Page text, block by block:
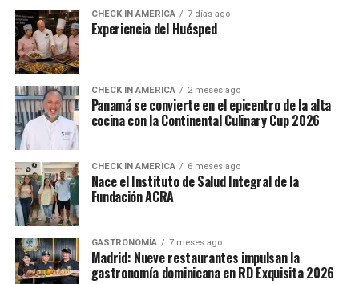
CHECK IN AMERICA 7 días ago
Experiencia del Huésped
CHECK IN AMERICA 2 meses ago
Panamá se convierte en el epicentro de la alta
cocina con la Continental Culinary Cup 2026
CHECK IN AMERICA 6 meses ago
Nace el Instituto de Salud Integral de la
Fundación ACRA
GASTRONOMÍA 7 meses ago
Madrid: Nueve restaurantes impulsan la
gastronomía dominicana en RD Exquisita 2026